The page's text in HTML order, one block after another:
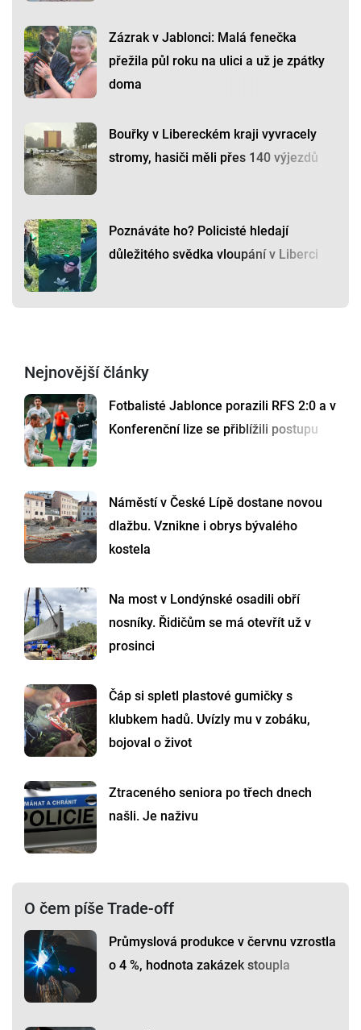
Zázrak v Jablonci: Malá fenečka
přežila půl roku na ulici a už je zpátky
doma
Bouřky v Libereckém kraji vyvracely
stromy, hasiči měli přes 140 výjezdů
Poznáváte ho? Policisté hledají
důležitého svědka vloupání v Liberci
Nejnovější články
Fotbalisté Jablonce porazili RFS 2:0 a v
Konferenční lize se přiblížili postupu
Náměstí v České Lípě dostane novou
dlažbu. Vznikne i obrys bývalého
kostela
Na most v Londýnské osadili obří
nosníky. Řidičům se má otevřít už v
prosinci
Čáp si spletl plastové gumičky s
klubkem hadů. Uvízly mu v zobáku,
bojoval o život
Ztraceného seniora po třech dnech
našli. Je naživu
O čem píše Trade-off
Průmyslová produkce v červnu vzrostla
o 4 %, hodnota zakázek stoupla